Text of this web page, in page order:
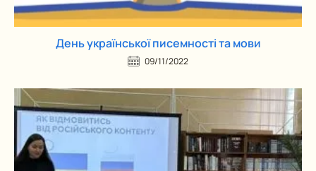
День української писемності та мови
09/11/2022